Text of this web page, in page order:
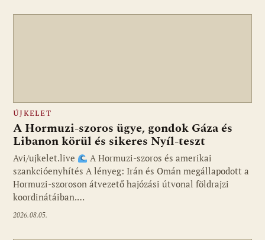
ÚJKELET
A Hormuzi-szoros ügye, gondok Gáza és
Libanon körül és sikeres Nyíl-teszt
Avi/ujkelet.live
A Hormuzi-szoros és amerikai
szankcióenyhítés A lényeg: Irán és Omán megállapodott a
Hormuzi-szoroson átvezető hajózási útvonal földrajzi
koordinátáiban.…
2026.08.05.